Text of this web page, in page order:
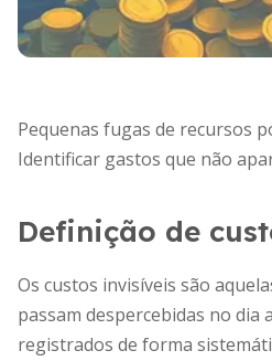
Pequenas fugas de recursos
Identificar gastos que não
Definição de
Os custos invisíveis são
passam despercebidas no dia
registrados de forma